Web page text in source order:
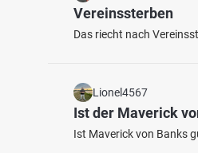
174 31
Karpfen
Weiher bei 54636 Altscheid
Vereinssterben
Das riecht nach
Lionel4567
Ist der Maverick
Ist Maverick von Banks